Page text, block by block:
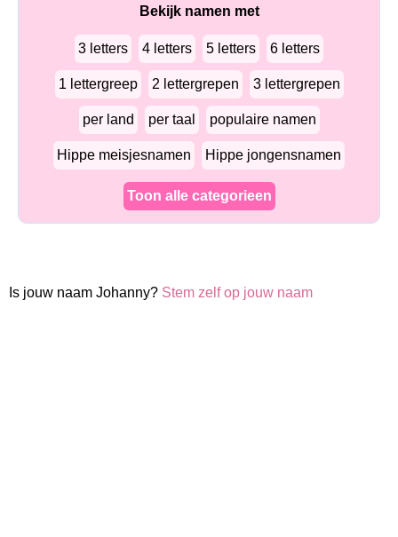
Bekijk namen met
3 letters 4 letters 5 letters 6 letters
1 lettergreep 2 lettergrepen 3 lettergrepen
per land per taal populaire namen
Hippe meisjesnamen Hippe jongensnamen
Toon alle categorieen
Is jouw naam Johanny? Stem zelf op jouw naam